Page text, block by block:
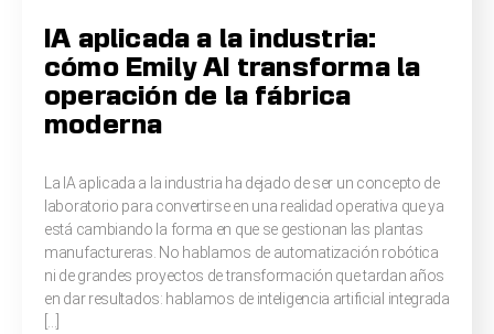
IA aplicada a la industria:
cómo Emily AI transforma la
operación de la fábrica
moderna
La IA aplicada a la industria ha dejado de ser un concepto de
laboratorio para convertirse en una realidad operativa que ya
está cambiando la forma en que se gestionan las plantas
manufactureras. No hablamos de automatización robótica
ni de grandes proyectos de transformación que tardan años
en dar resultados: hablamos de inteligencia artificial integrada
[…]